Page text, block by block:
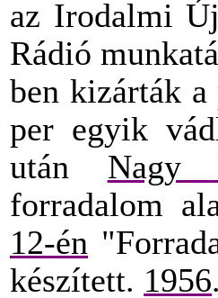
az Irodalmi
Rádió
ben kizárták
per egyik
után Nagy
forradalom
12-én
készített. 1956